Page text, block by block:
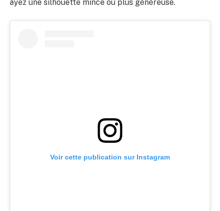
ayez une silhouette mince ou plus généreuse.
Voir cette publication sur Instagram